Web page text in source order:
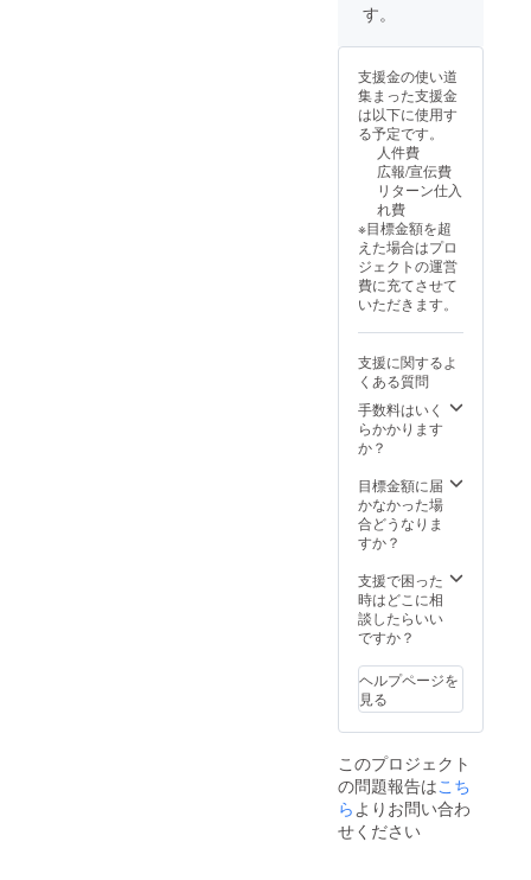
新案登
録
CAMPF
IRE 超
早割価
格 通常
価格
23,000
円＋税
のとこ
ろ 約
30％OF
F 税込
み
17,700
円 ※必
ず備考
欄にご
希望の
サイズ
とカ
くださ
い。 ※
画像の
身長は
164㎝に
なりま
す。
ても
フェミ
ニンな
印象を
与えま
す。袖
丈をア
ジャス
トで
き、“た
すき掛
け”の新
しい表
現とし
て実用
新案登
録
CAMPF
IRE 超
早割価
格 通常
円＋税
のとこ
ろ 約
み
17,700
円 ※必
ず備考
希望の
サイズ
とカ
ラーを
くださ
い。 ※
画像の
着用モ
デルの
い。 素
ビス
コース
／プ
リーツ
部分ポ
リエス
テル 商
性 着
物と違
いドラ
イク
リーニ
ングが
プリー
ツ部分
が 歩き
やすさ
CAMPF
IRE 超
早割価
53,000
円＋税
のとこ
ろ 約
F 税込
み
40,800
円 ※必
欄にご
希望の
サイズ
とカ
ラーを
に、ご
サイ
ズ、カ
ラー、
組み合
わせを
ご入力
くださ
み合わ
せ自
由。 ■
キモノ
スリー
ブカッ
ソー 7
色 ピン
ク／オ
レンジ
／スカ
ルー／
グリー
ン／ブ
ルー／
ク／ホ
ワイト -
サイズ
38
60cm、
身幅
57cm、
裄丈
67.5cm
、袖幅
58cm）
- サイズ
す。
支援金の使い道
集まった支援金
は以下に使用す
る予定です。
人件費
広報/宣伝費
リターン仕入
れ費
※目標金額を超
えた場合はプロ
ジェクトの運営
費に充てさせて
いただきます。
支援に関するよ
くある質問
手数料はいく
らかかります
か？
目標金額に届
かなかった場
合どうなりま
すか？
支援で困った
時はどこに相
談したらいい
ですか？
ヘルプページを
見る
このプロジェクト
の問題報告はこち
ら よりお問い合わ
せください